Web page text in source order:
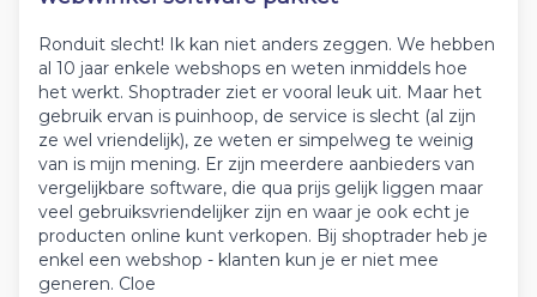
Ronduit slecht! Ik kan niet anders zeggen. We hebben
al 10 jaar enkele webshops en weten inmiddels hoe
het werkt. Shoptrader ziet er vooral leuk uit. Maar het
gebruik ervan is puinhoop, de service is slecht (al zijn
ze wel vriendelijk), ze weten er simpelweg te weinig
van is mijn mening. Er zijn meerdere aanbieders van
vergelijkbare software, die qua prijs gelijk liggen maar
veel gebruiksvriendelijker zijn en waar je ook echt je
producten online kunt verkopen. Bij shoptrader heb je
enkel een webshop - klanten kun je er niet mee
generen. Cloe